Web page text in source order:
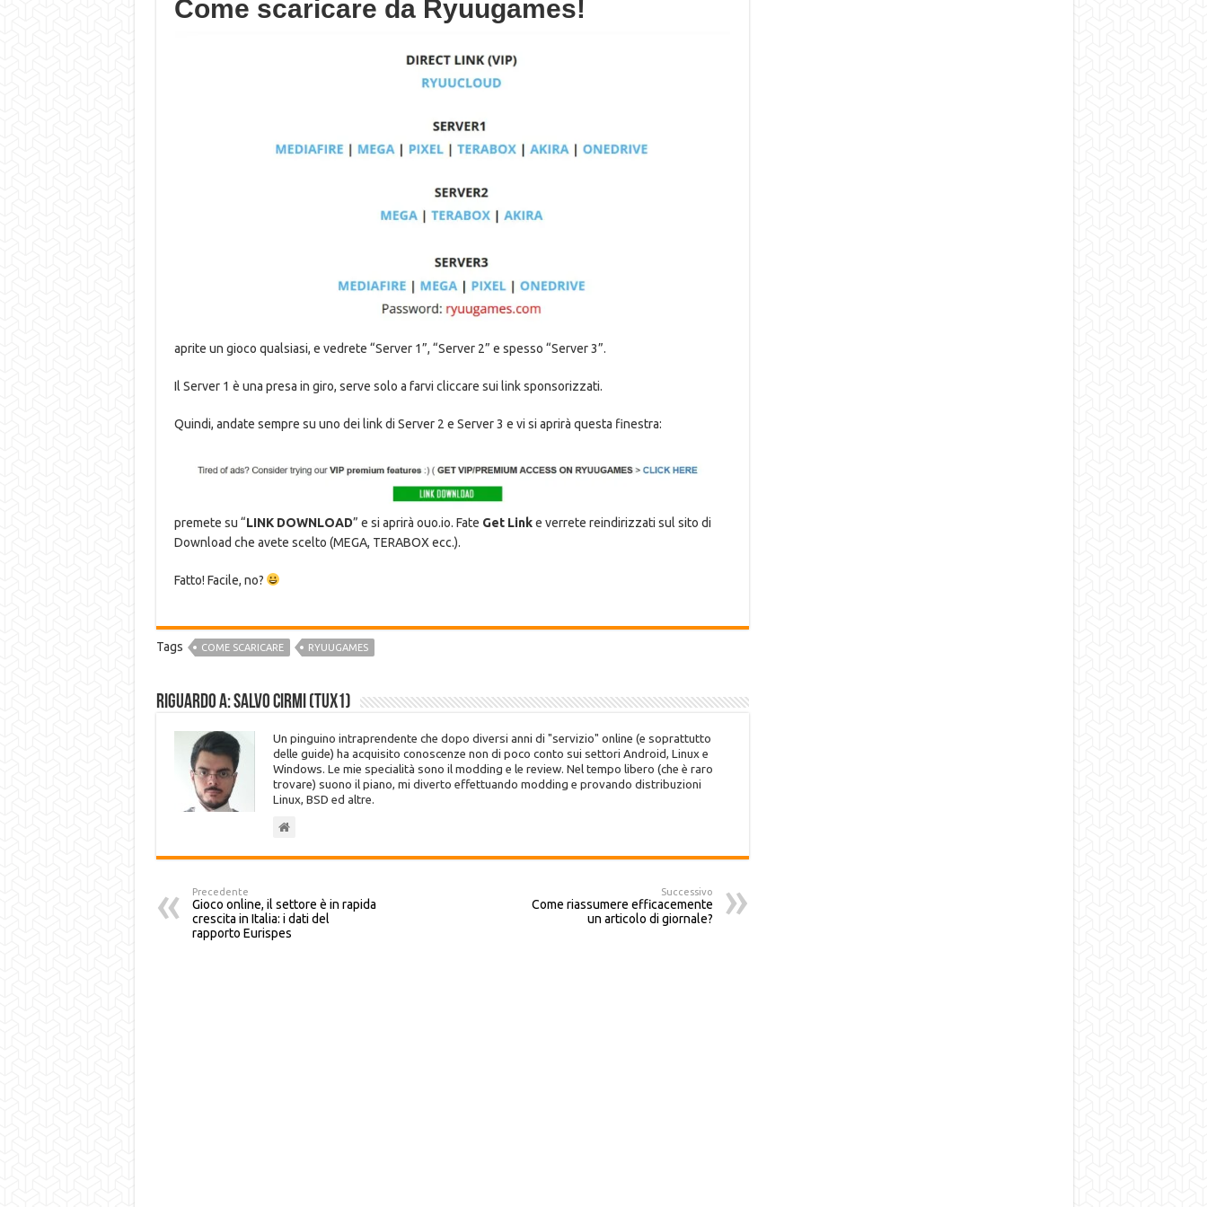
Come scaricare da Ryuugames!
aprite un gioco qualsiasi, e vedrete “Server 1”, “Server 2” e spesso “Server 3”.
Il Server 1 è una presa in giro, serve solo a farvi cliccare sui link sponsorizzati.
Quindi, andate sempre su uno dei link di Server 2 e Server 3 e vi si aprirà questa finestra:
premete su “LINK DOWNLOAD” e si aprirà ouo.io. Fate Get Linke verrete reindirizzati sul sito di
Download che avete scelto (MEGA, TERABOX ecc.).
Fatto! Facile, no?
Tags COME SCARICARE RYUUGAMES
Riguardo a: Salvo Cirmi (Tux1)
Un pinguino intraprendente che dopo diversi anni di "servizio" online (e soprattutto
delle guide) ha acquisito conoscenze non di poco conto sui settori Android, Linux e
Windows. Le mie specialità sono il modding e le review. Nel tempo libero (che è raro
trovare) suono il piano, mi diverto effettuando modding e provando distribuzioni
Linux, BSD ed altre.
Precedente
Gioco online, il settore è in rapida
crescita in Italia: i dati del
rapporto Eurispes
Successivo
Come riassumere efficacemente
un articolo di giornale?